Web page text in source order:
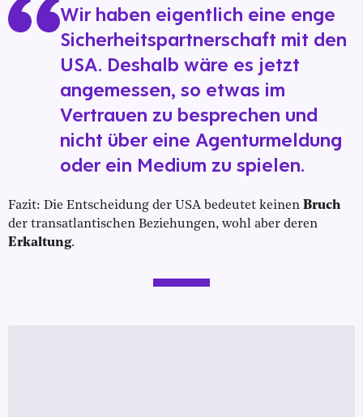
Wir haben eigentlich eine enge
Sicherheitspartnerschaft mit den
USA. Deshalb wäre es jetzt
angemessen, so etwas im
Vertrauen zu besprechen und
nicht über eine Agenturmeldung
oder ein Medium zu spielen.
Fazit: Die Entscheidung der USA bedeutet keinen Bruch
der transatlantischen Beziehungen, wohl aber deren
Erkaltung.